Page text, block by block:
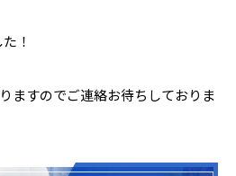
！
ますのでご連絡お待ちしておりま